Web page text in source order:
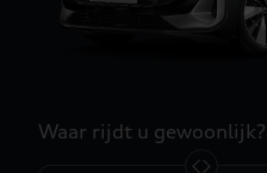
Waar rijdt u gewoonlijk?